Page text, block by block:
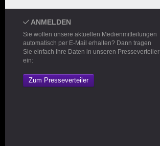
ANMELDEN
Sie wollen unsere aktuellen Medienmitteilungen
automatisch per E-Mail erhalten? Dann tragen
Sie einfach Ihre Daten in unseren Presseverteiler
ein:
Zum Presseverteiler